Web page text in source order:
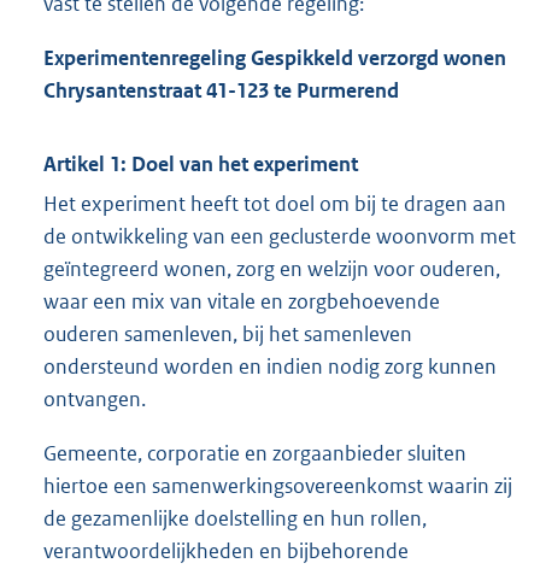
Experimentenregeling Gespikkeld verzorgd wonen
Chrysantenstraat 41-123 te Purmerend
Artikel 1: Doel van het experiment
Het experiment heeft tot doel om bij te dragen aan
de ontwikkeling van een geclusterde woonvorm met
geïntegreerd wonen, zorg en welzijn voor ouderen,
waar een mix van vitale en zorgbehoevende
ouderen samenleven, bij het samenleven
ondersteund worden en indien nodig zorg kunnen
ontvangen.
Gemeente, corporatie en zorgaanbieder sluiten
hiertoe een samenwerkingsovereenkomst waarin zij
de gezamenlijke doelstelling en hun rollen,
verantwoordelijkheden en bijbehorende